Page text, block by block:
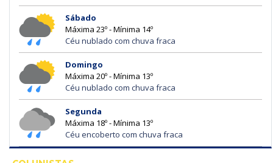
Sábado
Máxima 23º - Mínima 14º
Céu nublado com chuva fraca
Domingo
Máxima 20º - Mínima 13º
Céu nublado com chuva fraca
Segunda
Máxima 18º - Mínima 13º
Céu encoberto com chuva fraca